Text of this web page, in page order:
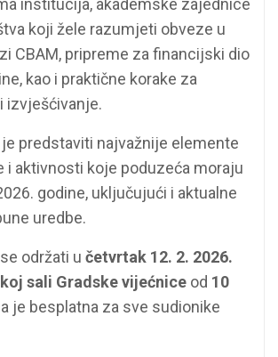
institucija, akademske zajednice
koji žele razumjeti obveze u
CBAM, pripreme za financijski dio
kao i praktične korake za
izvješćivanje.
predstaviti najvažnije elemente
i aktivnosti koje poduzeća moraju
godine, uključujući i aktualne
uredbe.
održati u četvrtak 12. 2. 2026.
sali Gradske vijećnice od 10
je besplatna za sve sudionike